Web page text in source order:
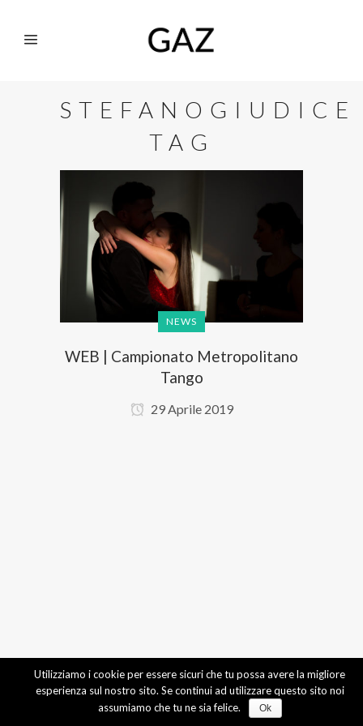
STEFANOGIUDICE
TAG
NEWS
WEB | Campionato Metropolitano
Tango
29 Aprile 2019
Utilizziamo i cookie per essere sicuri che tu possa avere la migliore
esperienza sul nostro sito. Se continui ad utilizzare questo sito noi
assumiamo che tu ne sia felice.
Ok